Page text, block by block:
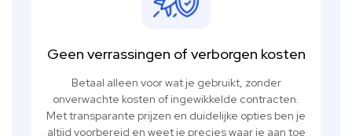
Geen verrassingen of verborgen kosten
Betaal alleen voor wat je gebruikt, zonder
onverwachte kosten of ingewikkelde contracten.
Met transparante prijzen en duidelijke opties ben je
altijd voorbereid en weet je precies waar je aan toe